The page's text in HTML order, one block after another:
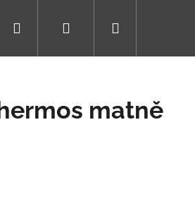
Prihlásenie
matně